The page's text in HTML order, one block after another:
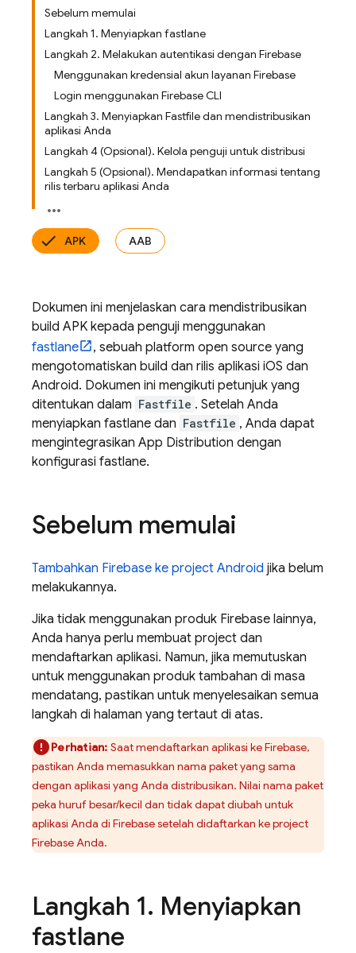
Sebelum memulai
Langkah 1. Menyiapkan fastlane
Langkah 2. Melakukan autentikasi dengan Firebase
Menggunakan kredensial akun layanan Firebase
Login menggunakan Firebase CLI
Langkah 3. Menyiapkan Fastfile dan mendistribusikan
aplikasi Anda
Langkah 4 (Opsional). Kelola penguji untuk distribusi
Langkah 5 (Opsional). Mendapatkan informasi tentang
rilis terbaru aplikasi Anda
APK AAB
Dokumen ini menjelaskan cara mendistribusikan
build APK kepada penguji menggunakan
fastlane
, sebuah platform open source yang
mengotomatiskan build dan rilis aplikasi iOS dan
Android. Dokumen ini mengikuti petunjuk yang
ditentukan dalam Fastfile . Setelah Anda
menyiapkan fastlane dan Fastfile , Anda dapat
mengintegrasikan App Distribution dengan
konfigurasi fastlane.
Sebelum memulai
Tambahkan Firebase ke project Android jika belum
melakukannya.
Jika tidak menggunakan produk Firebase lainnya,
Anda hanya perlu membuat project dan
mendaftarkan aplikasi. Namun, jika memutuskan
untuk menggunakan produk tambahan di masa
mendatang, pastikan untuk menyelesaikan semua
langkah di halaman yang tertaut di atas.
Perhatian: Saat mendaftarkan aplikasi ke Firebase,
pastikan Anda memasukkan nama paket yang sama
dengan aplikasi yang Anda distribusikan. Nilai nama paket
peka huruf besar/kecil dan tidak dapat diubah untuk
aplikasi Anda di Firebase setelah didaftarkan ke project
Firebase Anda.
Langkah 1. Menyiapkan
fastlane